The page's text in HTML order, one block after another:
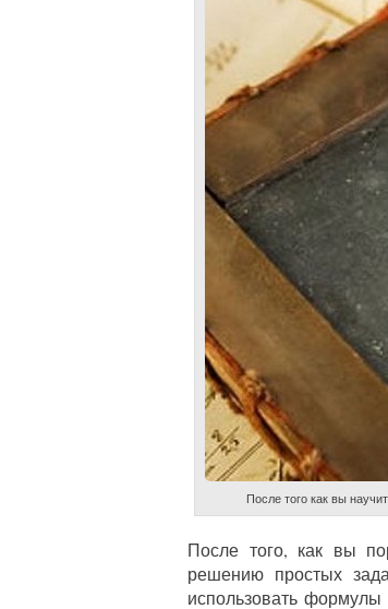
После того как вы
После того, как вы
решению простых
использовать